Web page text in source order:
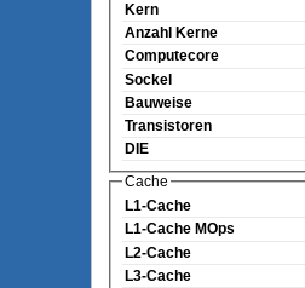
Kern
Anzahl Kerne
Computecore
Sockel
Bauweise
Transistoren
DIE
Cache
L1-Cache
L1-Cache MOps
L2-Cache
L3-Cache